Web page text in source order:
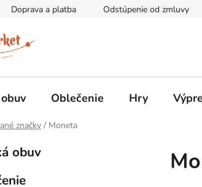
Doprava a platba Odstúpenie od zmluvy
Oblečenie Hry
značky / Moneta
obuv